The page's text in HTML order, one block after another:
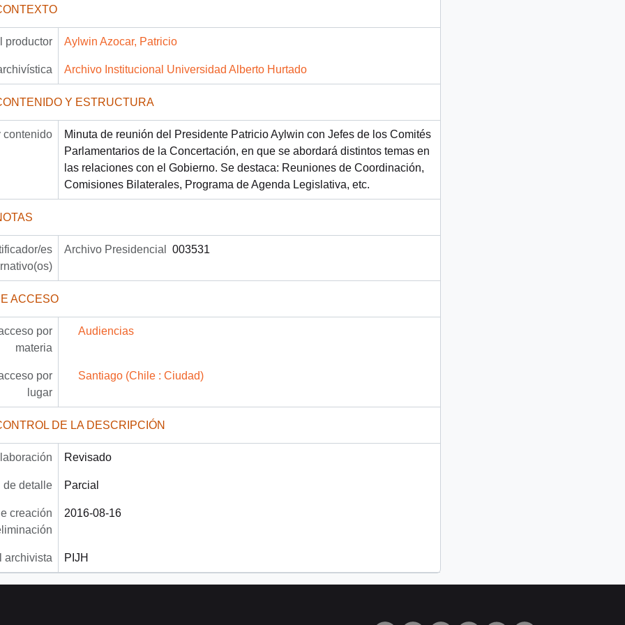
productor Aylwin Azocar, Patricio
Archivo Institucional Universidad Alberto Hurtado
Y ESTRUCTURA
contenido
Minuta de reunión del Presidente Patricio Aylwin con Jefes de los Comités
Parlamentarios de la Concertación, en que se abordará distintos temas en
las relaciones con el Gobierno. Se destaca: Reuniones de Coordinación,
Comisiones Bilaterales, Programa de Agenda Legislativa, etc.
es
Archivo Presidencial 003531
ACCESO
por
materia
Audiencias
por
lugar
Santiago (Chile : Ciudad)
DE LA DESCRIPCIÓN
Revisado
de detalle Parcial
creación
2016-08-16
archivista PIJH